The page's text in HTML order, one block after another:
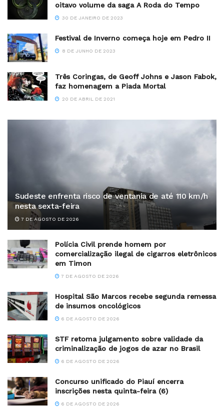
oitavo volume da saga A Roda do Tempo
30 DE JANEIRO DE 2023
Festival de Inverno começa hoje em Pedro II
8 DE JUNHO DE 2023
Três Coringas, de Geoff Johns e Jason Fabok,
faz homenagem a Piada Mortal
20 DE ABRIL DE 2021
Sudeste enfrenta risco de ventania de até 110 km/h
nesta sexta-feira
7 DE AGOSTO DE 2026
Polícia Civil prende homem por
comercialização ilegal de cigarros eletrônicos
em Timon
7 DE AGOSTO DE 2026
Hospital São Marcos recebe segunda remessa
de insumos oncológicos
6 DE AGOSTO DE 2026
STF retoma julgamento sobre validade da
criminalização de jogos de azar no Brasil
6 DE AGOSTO DE 2026
Concurso unificado do Piauí encerra
inscrições nesta quinta-feira (6)
6 DE AGOSTO DE 2026